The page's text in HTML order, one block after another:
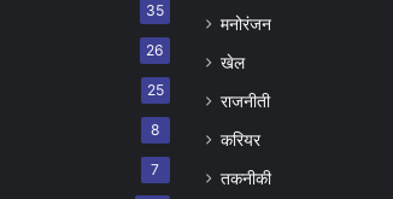
35
26
25
8
7
मनोरंजन
खेल
राजनीती
करियर
तकनीकी